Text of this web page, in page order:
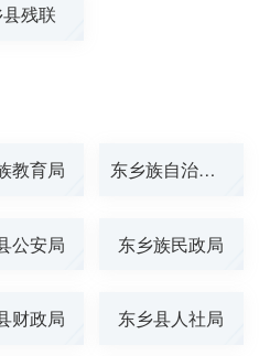
残联
教育局 东乡族自治县科...
公安局 东乡族民政局
财政局 东乡县人社局